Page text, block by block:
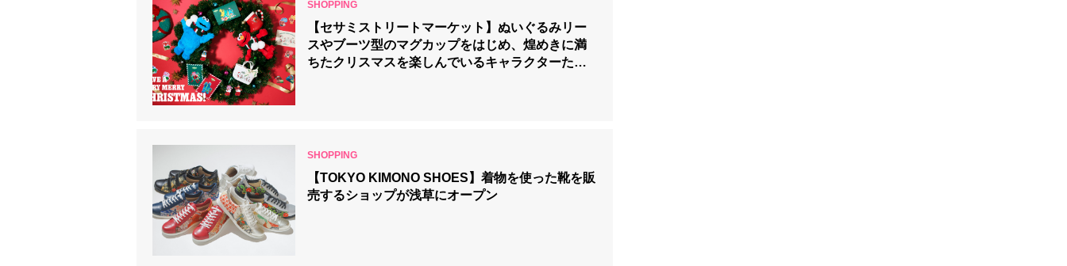
【セサミストリートマーケット】ぬいぐるみリー
スやブーツ型のマグカップをはじめ、煌めきに満
ちたクリスマスを楽しんでいるキャラクターたち
【TOKYO KIMONO SHOES】着物を使った靴を販
売するショップが浅草にオープン